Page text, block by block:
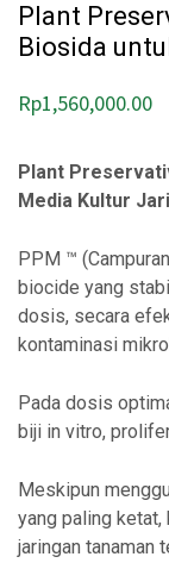
Plant
Biosida
Rp1,560,000.00
Plant
Media Kultur
PPM ™
biocide yang
dosis, secara
kontaminasi
Pada dosis
biji in vitro,
Meskipun
yang paling ketat,
jaringan tanaman